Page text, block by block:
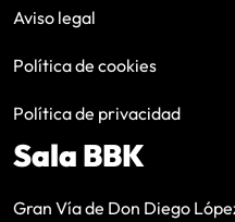
Aviso legal
Política de cookies
Política de privacidad
Sala BBK
Gran Vía de Don Diego